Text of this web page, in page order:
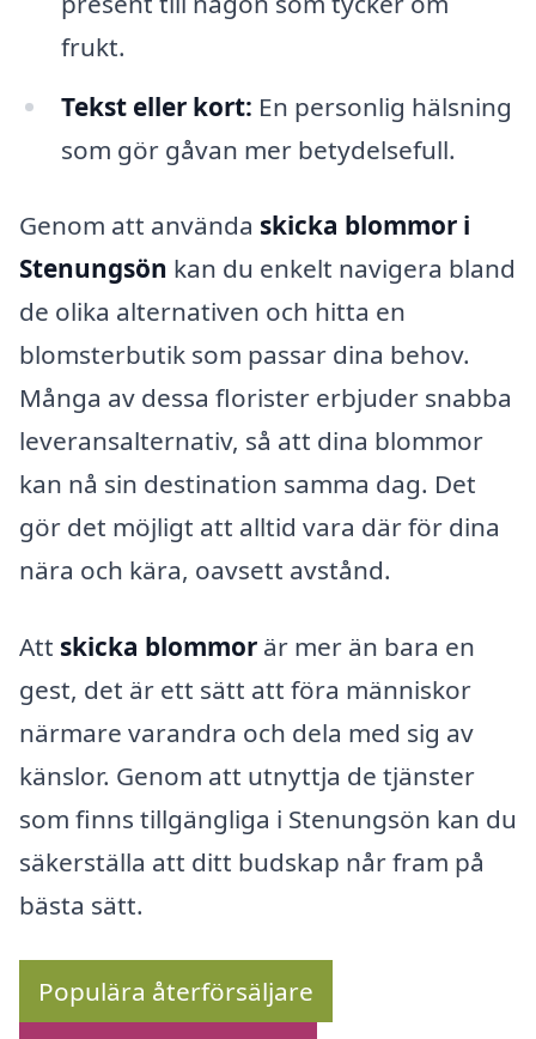
frukt.
Tekst eller kort: En personlig hälsning
som gör gåvan mer betydelsefull.
Genom att använda skicka blommor i
Stenungsön kan du enkelt navigera bland
de olika alternativen och hitta en
blomsterbutik som passar dina behov.
Många av dessa florister erbjuder snabba
leveransalternativ, så att dina blommor
kan nå sin destination samma dag. Det
gör det möjligt att alltid vara där för dina
nära och kära, oavsett avstånd.
Att skicka blommor är mer än bara en
gest, det är ett sätt att föra människor
närmare varandra och dela med sig av
känslor. Genom att utnyttja de tjänster
som finns tillgängliga i Stenungsön kan du
säkerställa att ditt budskap når fram på
bästa sätt.
Populära återförsäljare